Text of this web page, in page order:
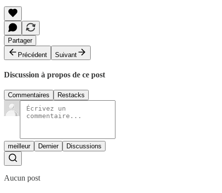
Partager
Précédent
Suivant
Discussion à propos de ce post
Commentaires Restacks
meilleur Dernier Discussions
Aucun post